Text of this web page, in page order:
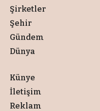
Şirketler
Şehir
Gündem
Dünya
Künye
İletişim
Reklam